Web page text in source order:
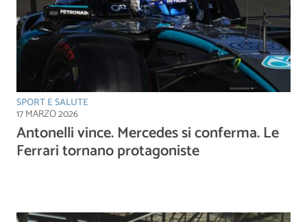
SPORT E SALUTE
17 MARZO 2026
Antonelli vince. Mercedes si conferma. Le
Ferrari tornano protagoniste